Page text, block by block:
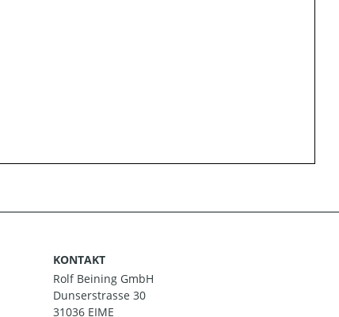
KONTAKT
Rolf Beining GmbH
Dunserstrasse 30
31036 EIME